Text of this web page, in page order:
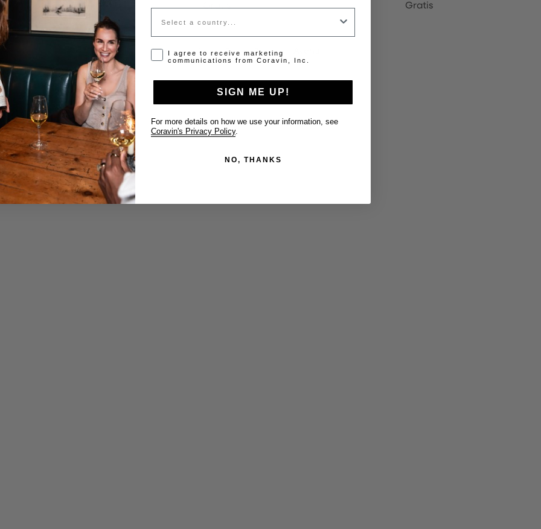
Gratis
Gratis
1 2 3
Country
Opt-in disclaimer
I agree to receive marketing
communications from Coravin, Inc.
SIGN ME UP!
For more details on how we use your information, see
Coravin's Privacy Policy
NO, THANKS